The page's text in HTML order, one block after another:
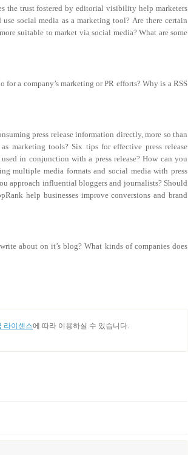
the trust fostered by editorial visibility help marketers
social media as a marketing tool? Are there certain
suitable to market via social media? What are some
a company’s marketing or PR efforts? Why is a RSS
press release information directly, more so than
marketing tools? Six tips for effective press release
in conjunction with a press release? How can you
multiple media formats and social media with press
approach influential bloggers and journalists? Should
help businesses improve conversions and brand
about on it’s blog? What kinds of companies does
라이센스에 따라 이용하실 수 있습니다.